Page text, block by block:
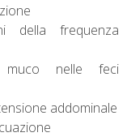
della frequenza
muco nelle feci
addominale